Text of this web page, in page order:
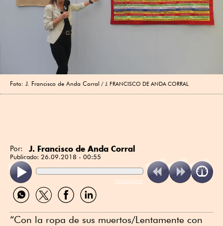
Foto: J. Francisco de Anda Corral J. FRANCISCO DE ANDA CORRAL
Por: J. Francisco de Anda Corral
Publicado: 26.09.2018 - 00:55
ReadSpeaker
Compartir
por
Compartir
por
Compartir
por
Compartir
por
“Con la ropa de sus muertos/Lentamente con